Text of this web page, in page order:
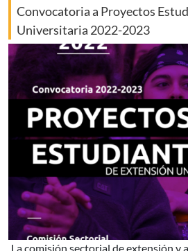
Convocatoria a Proyectos
Universitaria 2022-2023
la comisión sectorial de extensión y actividades en el medio